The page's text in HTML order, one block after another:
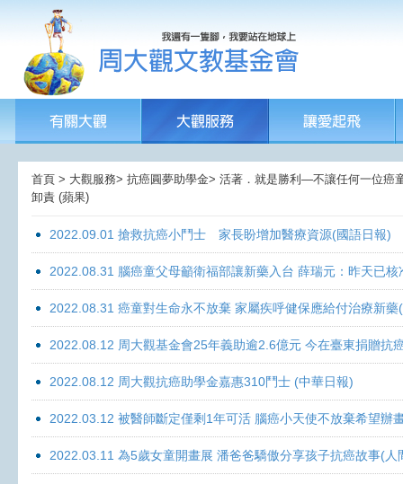
首頁 > 大觀服務> 抗癌圓夢助學金> 活著．就是勝利—不讓任何一位癌
卸責 (蘋果)
2022.09.01 搶救抗癌小鬥士 家長盼增加醫療資源(國語日報)
2022.08.31 腦癌童父母籲衛福部讓新藥入台 薛瑞元：昨天已
2022.08.31 癌童對生命永不放棄 家屬疾呼健保應給付治療新藥
2022.08.12 周大觀基金會25年義助逾2.6億元 今在臺東捐贈抗
2022.08.12 周大觀抗癌助學金嘉惠310鬥士 (中華日報)
2022.03.12 被醫師斷定僅剩1年可活 腦癌小天使不放棄希望辦
2022.03.11 為5歲女童開畫展 潘爸爸驕傲分享孩子抗癌故事(人